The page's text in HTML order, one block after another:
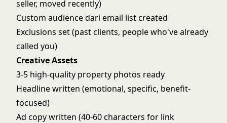
seller, moved recently)
Custom audience dari email list created
Exclusions set (past clients, people who've already
called you)
Creative Assets
3-5 high-quality property photos ready
Headline written (emotional, specific, benefit-
focused)
Ad copy written (40-60 characters for link